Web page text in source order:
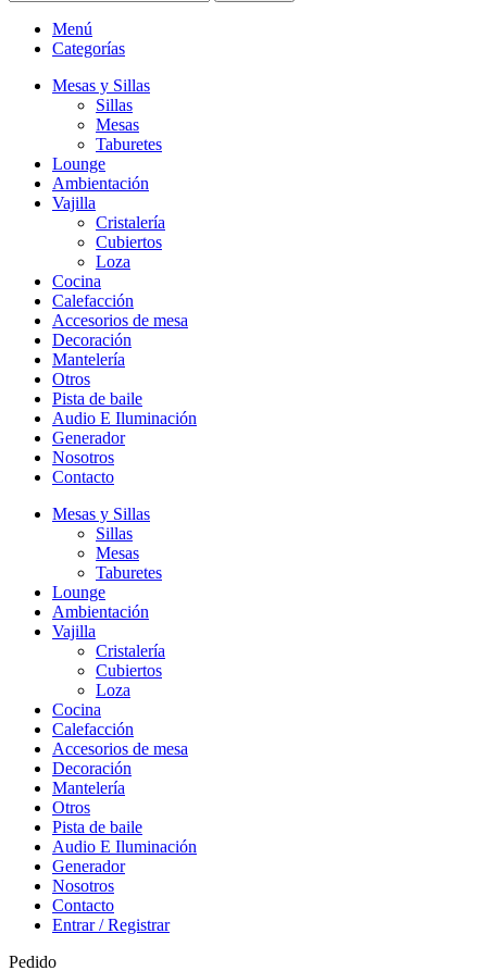
Menú
Categorías
Mesas y Sillas
Sillas
Mesas
Taburetes
Lounge
Ambientación
Vajilla
Cristalería
Cubiertos
Loza
Cocina
Calefacción
Accesorios de mesa
Decoración
Mantelería
Otros
Pista de baile
Audio E Iluminación
Generador
Nosotros
Contacto
Mesas y Sillas
Sillas
Mesas
Taburetes
Lounge
Ambientación
Vajilla
Cristalería
Cubiertos
Loza
Cocina
Calefacción
Accesorios de mesa
Decoración
Mantelería
Otros
Pista de baile
Audio E Iluminación
Generador
Nosotros
Contacto
Entrar / Registrar
Pedido